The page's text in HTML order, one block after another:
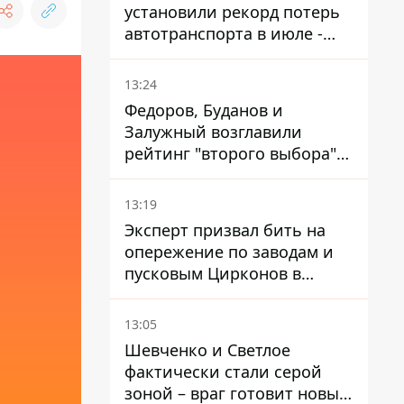
установили рекорд потерь
автотранспорта в июле -
почти 14 тысяч единиц
13:24
Федоров, Буданов и
Залужный возглавили
рейтинг "второго выбора"
украинцев - опрос показал
альтернативные симпатии
13:19
Эксперт призвал бить на
опережение по заводам и
пусковым Цирконов в
России
13:05
Шевченко и Светлое
фактически стали серой
зоной – враг готовит новые